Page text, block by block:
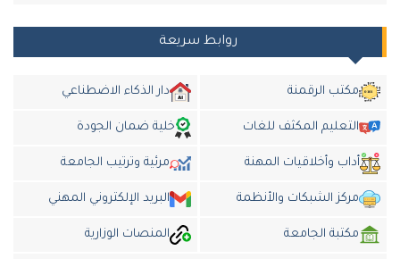
روابط سريعة
مكتب الرقمنة دار الذكاء الاضطناعي
التعليم المكثف للغات خلية ضمان الجودة
أداب وأخلاقيات المهنة مرئية وترتيب الجامعة
مركز الشبكات والأنظمة البريد الإلكتروني المهني
مكتبة الجامعة المنصات الوزارية